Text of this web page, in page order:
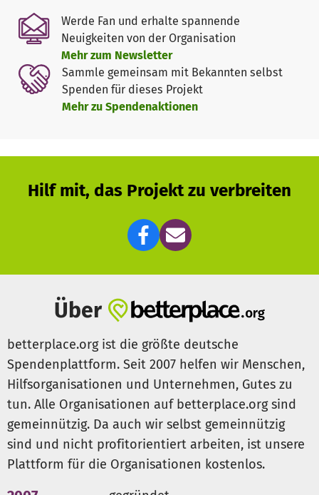
Werde Fan und erhalte spannende
Neuigkeiten von der Organisation
Mehr zum Newsletter
Sammle gemeinsam mit Bekannten selbst
Spenden für dieses Projekt
Mehr zu Spendenaktionen
Hilf mit, das Projekt zu verbreiten
Über
betterplace.org ist die größte deutsche
Spendenplattform. Seit 2007 helfen wir Menschen,
Hilfsorganisationen und Unternehmen, Gutes zu
tun. Alle Organisationen auf betterplace.org sind
gemeinnützig. Da auch wir selbst gemeinnützig
sind und nicht profitorientiert arbeiten, ist unsere
Plattform für die Organisationen kostenlos.